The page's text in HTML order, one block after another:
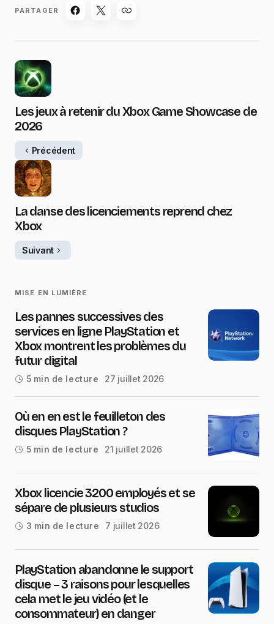
PARTAGER
Les jeux à retenir du Xbox Game Showcase de
2026
Précédent
La danse des licenciements reprend chez
Xbox
Suivant
MISE EN LUMIÈRE
Les pannes successives des
services en ligne PlayStation et
Xbox montrent les problèmes du
futur digital
5 min de lecture 27 juillet 2026
Où en en est le feuilleton des
disques PlayStation ?
5 min de lecture 21 juillet 2026
Xbox licencie 3200 employés et se
sépare de plusieurs studios
3 min de lecture 7 juillet 2026
PlayStation abandonne le support
disque – 3 raisons pour lesquelles
cela met le jeu vidéo (et le
consommateur) en danger